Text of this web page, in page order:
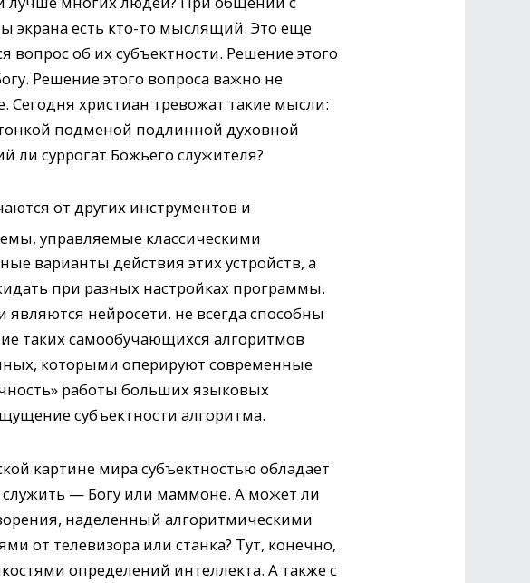
экрана есть кто-то мыслящий. Это еще
об их субъектности. Решение этого
Решение этого вопроса важно не
Сегодня христиан тревожат такие мысли:
подменой подлинной духовной
суррогат Божьего служителя?
от других инструментов и
управляемые классическими
варианты действия этих устройств, а
при разных настройках программы.
нейросети, не всегда способны
таких самообучающихся алгоритмов
которыми оперируют современные
работы больших языковых
субъектности алгоритма.
картине мира субъектностью обладает
служить — Богу или маммоне. А может ли
наделенный алгоритмическими
от телевизора или станка? Тут, конечно,
определений интеллекта. А также с